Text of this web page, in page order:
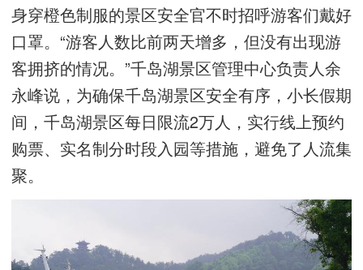
身穿橙色制服的景区安全官不时招呼游客们戴好
口罩。“游客人数比前两天增多，但没有出现游
客拥挤的情况。”千岛湖景区管理中心负责人余
永峰说，为确保千岛湖景区安全有序，小长假期
间，千岛湖景区每日限流2万人，实行线上预约
购票、实名制分时段入园等措施，避免了人流集
聚。